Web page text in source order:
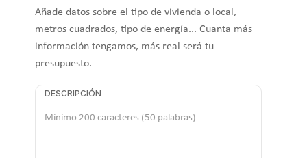
Añade datos sobre el tipo de vivienda o local,
metros cuadrados, tipo de energía... Cuanta más
información tengamos, más real será tu
presupuesto.
DESCRIPCIÓN